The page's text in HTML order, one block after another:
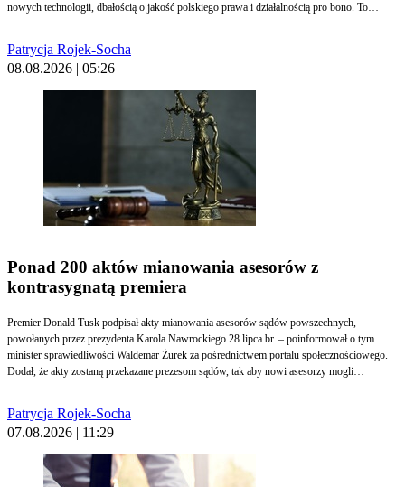
nowych technologii, dbałością o jakość polskiego prawa i działalnością pro bono. To
Patrycja Rojek-Socha
08.08.2026 | 05:26
Ponad 200 aktów mianowania asesorów z
kontrasygnatą premiera
Premier Donald Tusk podpisał akty mianowania asesorów sądów powszechnych,
powołanych przez prezydenta Karola Nawrockiego 28 lipca br. – poinformował o tym
minister sprawiedliwości Waldemar Żurek za pośrednictwem portalu społecznościowego.
Dodał, że akty zostaną przekazane prezesom sądów, tak aby nowi asesorzy mogli
nie jest to możliwe.
Patrycja Rojek-Socha
07.08.2026 | 11:29